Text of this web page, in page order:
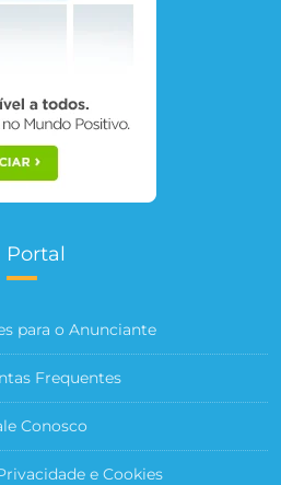
Portal
para o Anunciante
Frequentes
Conosco
e Cookies